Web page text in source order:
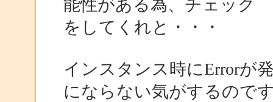
能性がある為、チェック
をしてくれと・・・
インスタンス時にErrorが
にならない気がするので